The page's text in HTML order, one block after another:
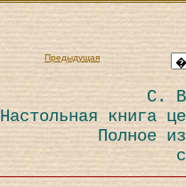
Предыдущая
С.
Настольная книга
Полное